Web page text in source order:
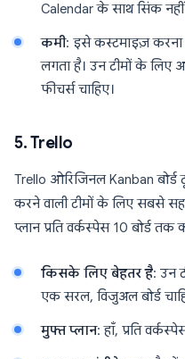
Calendar के साथ सिंक नहीं
कमी: इसे कस्टमाइज़ करना
लगता है। उन टीमों के लिए
फीचर्स चाहिए।
5. Trello
Trello ओरिजिनल Kanban
करने वाली टीमों के लिए सबसे
प्लान प्रति वर्कस्पेस 10 बोर्ड तक
किसके लिए बेहतर है: उन
एक सरल, विजुअल बोर्ड
मुफ्त प्लान: हाँ, प्रति